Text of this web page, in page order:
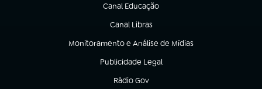
Canal Educação
(abre em nova aba)
Canal Libras
(abre em nova aba)
Monitoramento e Análise de Mídias
(abre em nova aba)
Publicidade Legal
(abre em nova aba)
Rádio Gov
(abre em nova aba)